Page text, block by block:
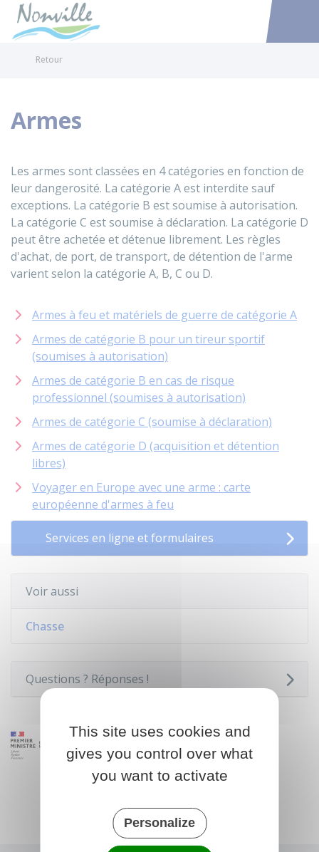
Accéder
Retour
Armes
Les armes sont classées en 4 catégories en fonction de
leur dangerosité. La catégorie A est interdite sauf
exceptions. La catégorie B est soumise à autorisation.
La catégorie C est soumise à déclaration. La catégorie D
peut être achetée et détenue librement. Les règles
d'achat, de port, de transport, de détention de l'arme
varient selon la catégorie A, B, C ou D.
Armes à feu et matériels de guerre de catégorie A
Armes de catégorie B pour un tireur sportif
(soumises à autorisation)
Armes de catégorie B en cas de risque
professionnel (soumises à autorisation)
Armes de catégorie C (soumise à déclaration)
Armes de catégorie D (acquisition et détention
libres)
Voyager en Europe avec une arme : carte
européenne d'armes à feu
Services en ligne et formulaires
Voir aussi
Chasse
Questions ? Réponses !
This site uses cookies and
gives you control over what
you want to activate
Personalize